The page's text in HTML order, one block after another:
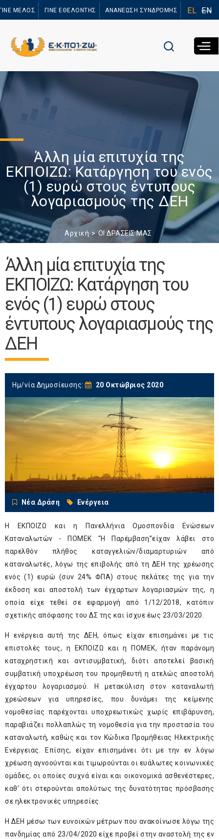
προς το
ΜΕΛΟΣ ΓΙΝΕ ΕΘΕΛΟΝΤΗΣ ΑΝΑΝΕΩΣΗ ΣΥΝΔΡΟΜΗΣ EL EN
Άλλη μία επιτυχία της
ΕΚΠΟΙΖΩ: Κατάργηση του ενός
(1) ευρώ στους έντυπους
λογαριασμούς της ΔΕΗ
Αρχική ΟΙ ΔΡΑΣΕΙΣ ΜΑΣ
Άλλη μία επιτυχία της
ΕΚΠΟΙΖΩ: Κατάργηση του
ενός (1) ευρώ στους
έντυπους λογαριασμούς της
ΔΕΗ
Ημ/νία Δημοσίευσης: 20 Οκτώβριος 2020
Νέα Δράση Ενέργεια
Η ΕΚΠΟΙΖΩ και η Πανελλήνια Ομοσπονδία Ενώσεων
Καταναλωτών - ΠΟΜΕΚ “Η Παρέμβαση”είχαν λάβει στο
παρελθόν πλήθος καταγγελιών/διαμαρτυριών από
καταναλωτές, λόγω της επιβολής από τη ΔΕΗ της χρέωσης
ενός (1) ευρώ (συν 24% ΦΠΑ) στους πελάτες της για την
έκδοση και αποστολή των έγχαρτων λογαριασμών της, η
οποία είχε τεθεί σε εφαρμογή από 1/12/2018, κατόπιν
σχετικής απόφασης του ΔΣ της και ίσχυε έως 23/03/2020.
Η ενέργεια αυτή της ΔΕΗ, όπως είχαν επισημάνει με τις
επιστολές τους, η ΕΚΠΟΙΖΩ και η ΠΟΜΕΚ, ήταν παράνομη
καταχρηστική και αντισυμβατική, διότι αποτελεί βασική
συμβατική υποχρέωση του προμηθευτή η ατελώς αποστολή
έγχαρτου λογαριασμού. Η μετακύλιση στον καταναλωτή
χρεώσεων για υπηρεσίες, που δυνάμει της κείμενης
νομοθεσίας παρέχονται υποχρεωτικώς χωρίς επιβάρυνση,
παραβιάζει πολλαπλώς τη νομοθεσία για την προστασία του
καταναλωτή, καθώς και τον Κώδικα Προμήθειας Ηλεκτρικής
Ενέργειας. Επίσης, είχαν επισημάνει ότι με την εν λόγω
χρέωση αγνοούνται και τιμωρούνται οι ευάλωτες κοινωνικές
ομάδες, οι οποίες συχνά είναι και οικονομικά ασθενέστερες,
καθ’ ότι στερούνται απολύτως της δυνατότητας πρόσβασης
σε ηλεκτρονικές υπηρεσίες.
Η ΔΕΗ μέσω των ευνοϊκών μέτρων που ανακοίνωσε λόγω της
πανδημίας από 23/04/2020 είχε προβεί στην αναστολή της εν